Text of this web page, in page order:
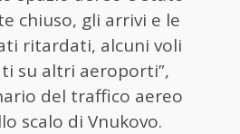
chiuso, gli arrivi e le
ritardati, alcuni voli
su altri aeroporti”,
del traffico aereo
scalo di Vnukovo.